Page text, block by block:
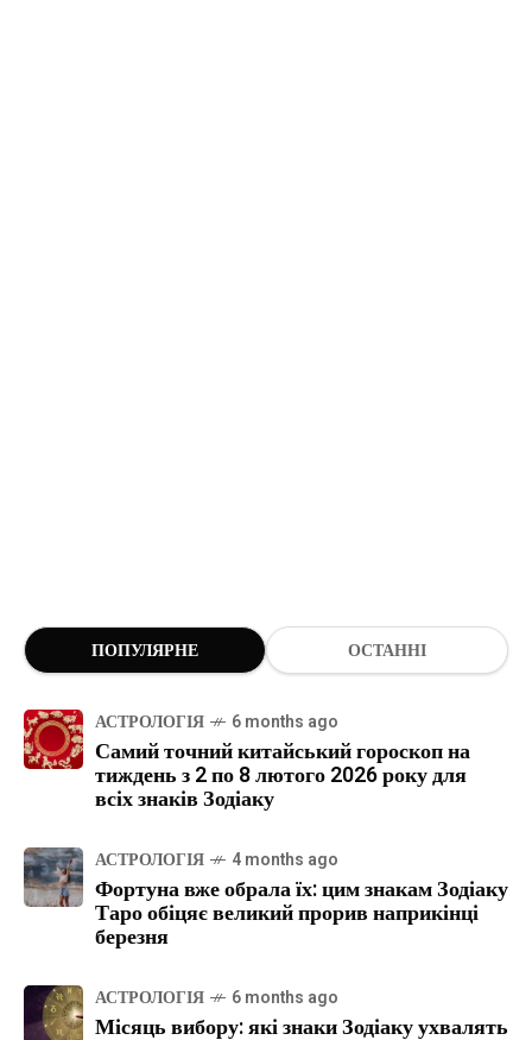
ПОПУЛЯРНЕ ОСТАННІ
АСТРОЛОГІЯ 6 months ago
Самий точний китайський гороскоп на
тиждень з 2 по 8 лютого 2026 року для
всіх знаків Зодіаку
АСТРОЛОГІЯ 4 months ago
Фортуна вже обрала їх: цим знакам Зодіаку
Таро обіцяє великий прорив наприкінці
березня
АСТРОЛОГІЯ 6 months ago
Місяць вибору: які знаки Зодіаку ухвалять